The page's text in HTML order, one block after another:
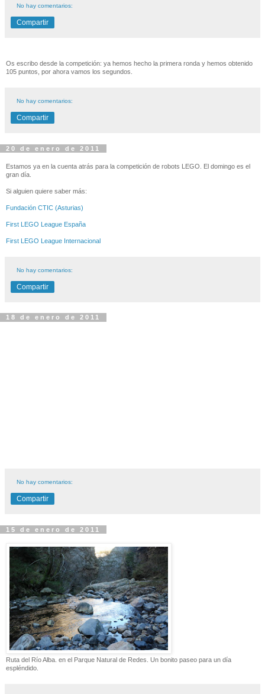
No hay comentarios:
Compartir
Os escribo desde la competición: ya hemos hecho la primera ronda y hemos obtenido
105 puntos, por ahora vamos los segundos.
No hay comentarios:
Compartir
20 de enero de 2011
Estamos ya en la cuenta atrás para la competición de robots LEGO. El domingo es el
gran día.
Si alguien quiere saber más:
Fundación CTIC (Asturias)
First LEGO League España
First LEGO League Internacional
No hay comentarios:
Compartir
18 de enero de 2011
No hay comentarios:
Compartir
15 de enero de 2011
Ruta del Río Alba. en el Parque Natural de Redes. Un bonito paseo para un día
espléndido.